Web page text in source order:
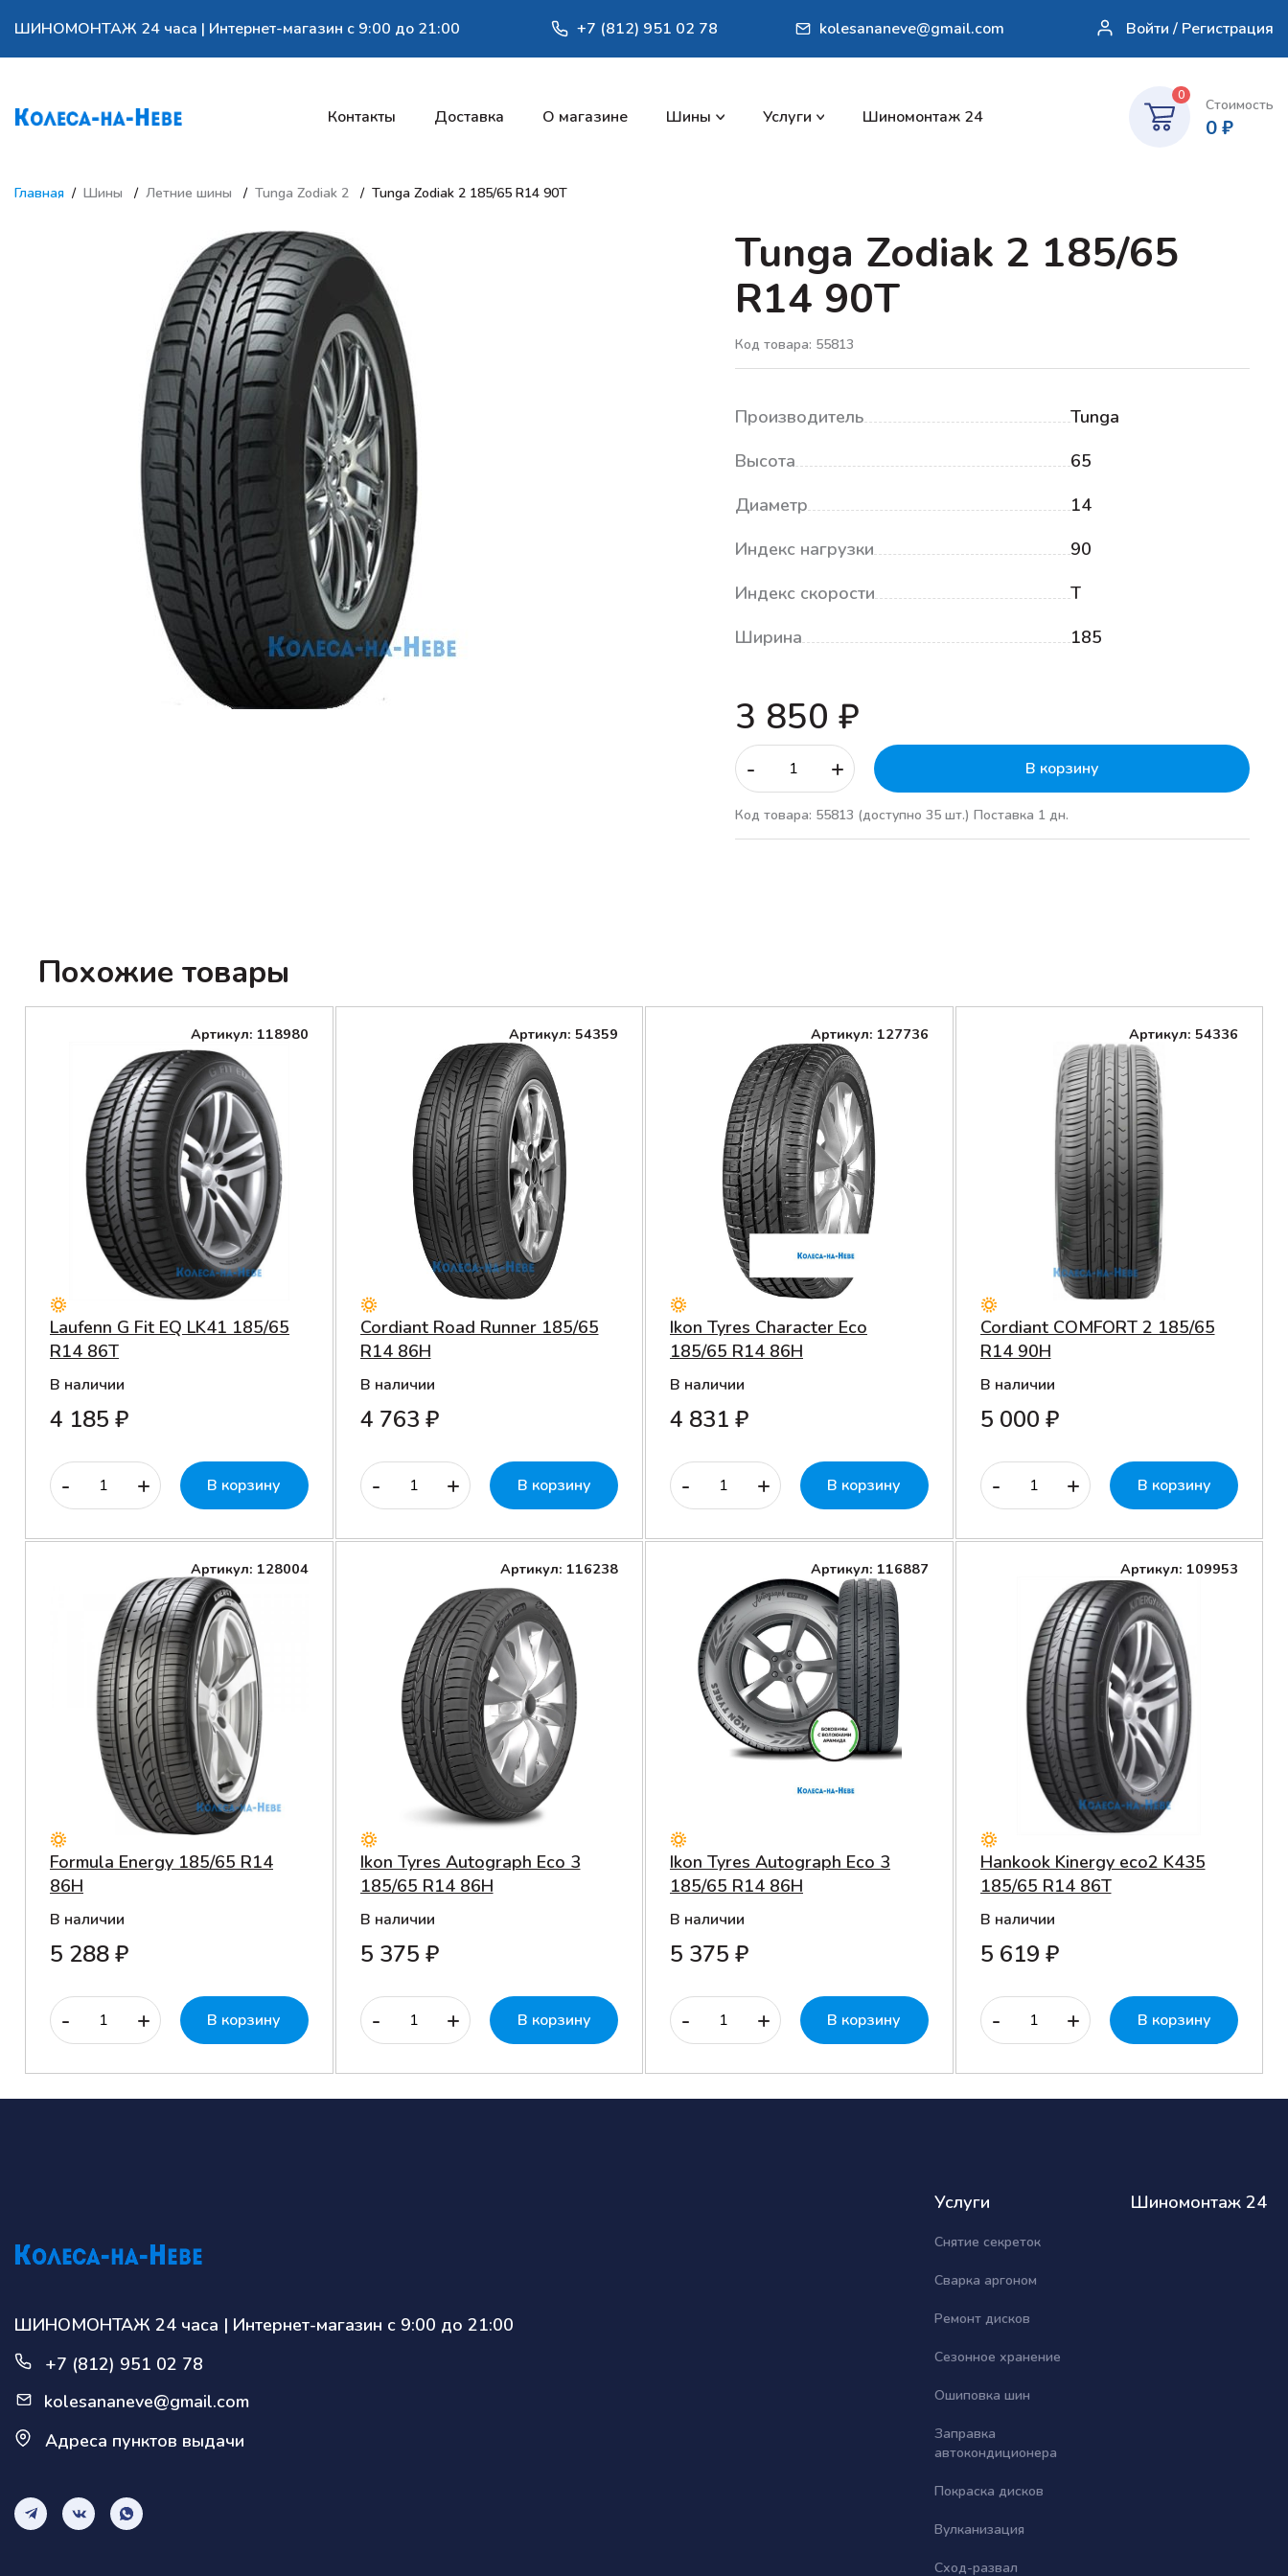
ШИНОМОНТАЖ 24 часа | Интернет-магазин с 9:00 до 21:00 +7 (812) 951 02 78 kolesananeve@gmail.com Войти / Регистрация
Контакты Доставка О магазине Шины Услуги Шиномонтаж 24
0
Стоимость
0₽
Главная Шины Летние шины Tunga Zodiak 2 Tunga Zodiak 2 185/65 R14 90T
Tunga Zodiak 2 185/65
R14 90T
Код товара: 55813
Производитель
Tunga
Высота
65
Диаметр
14
Индекс нагрузки
90
Индекс скорости
T
Ширина
185
3 850 ₽
- + В корзину
Код товара: 55813 (доступно 35 шт.) Поставка 1 дн.
Похожие товары
Артикул: 118980
Laufenn G Fit EQ LK41 185/65
R14 86T
В наличии
4 185 ₽
- + В корзину
Артикул: 54359
Cordiant Road Runner 185/65
R14 86H
В наличии
4 763 ₽
- + В корзину
Артикул: 127736
Ikon Tyres Character Eco
185/65 R14 86H
В наличии
4 831 ₽
- + В корзину
Артикул: 54336
Cordiant COMFORT 2 185/65
R14 90H
В наличии
5 000 ₽
- + В корзину
Артикул: 128004
Formula Energy 185/65 R14
86H
В наличии
5 288 ₽
- + В корзину
Артикул: 116238
Ikon Tyres Autograph Eco 3
185/65 R14 86H
В наличии
5 375 ₽
- + В корзину
Артикул: 116887
Ikon Tyres Autograph Eco 3
185/65 R14 86H
В наличии
5 375 ₽
- + В корзину
Артикул: 109953
Hankook Kinergy eco2 K435
185/65 R14 86T
В наличии
5 619 ₽
- + В корзину
ШИНОМОНТАЖ 24 часа | Интернет-магазин с 9:00 до 21:00
+7 (812) 951 02 78
kolesananeve@gmail.com
Адреса пунктов выдачи
Услуги
Снятие секреток
Сварка аргоном
Ремонт дисков
Сезонное хранение
Ошиповка шин
Заправка
автокондиционера
Покраска дисков
Вулканизация
Сход-развал
Шиномонтаж 24